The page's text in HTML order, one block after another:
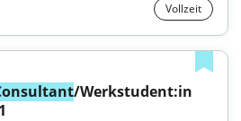
Vollzeit
/Werkstudent:in